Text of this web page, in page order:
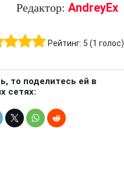
Редактор: AndreyEx
Рейтинг: 5 (1 голос)
то поделитесь ей в
сетях: